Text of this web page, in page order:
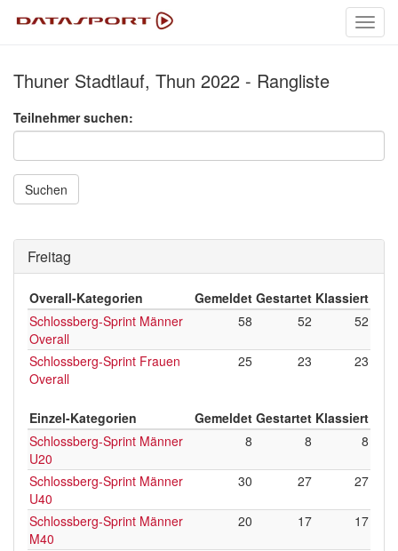
Thuner Stadtlauf, Thun 2022 - Rangliste
Teilnehmer suchen:
Suchen
Freitag
Overall-Kategorien Gemeldet Gestartet Klassiert
Schlossberg-Sprint Männer
Overall
58 52 52
Schlossberg-Sprint Frauen
Overall
25 23 23
Einzel-Kategorien Gemeldet Gestartet Klassiert
Schlossberg-Sprint Männer
U20
8 8 8
Schlossberg-Sprint Männer
U40
30 27 27
Schlossberg-Sprint Männer
M40
20 17 17